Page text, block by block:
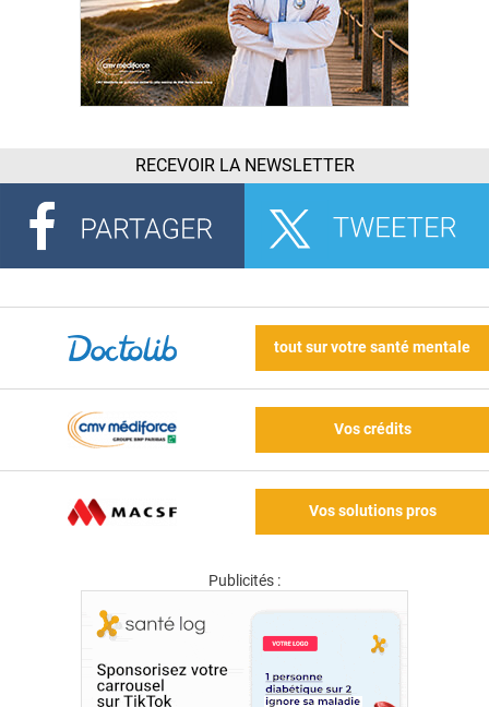
RECEVOIR LA NEWSLETTER
tout sur votre santé mentale
Vos crédits
Vos solutions pros
Publicités :